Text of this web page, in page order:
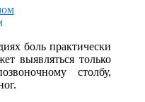
боль практически
выявляться только
столбу,